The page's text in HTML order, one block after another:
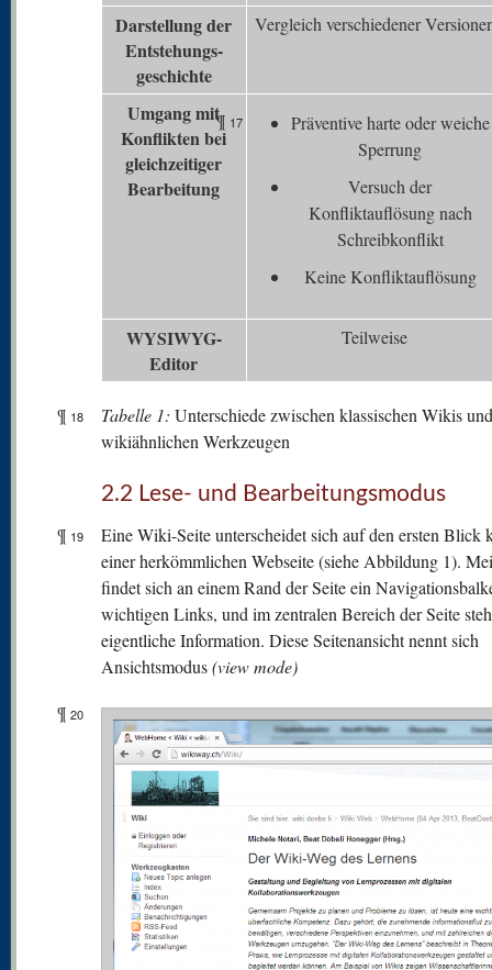
Darstellung der
Entstehungs-
geschichte
Vergleich verschiedener
Umgang mit
Konflikten bei
gleichzeitiger
Bearbeitung
¶ 17
Präventive harte oder weiche
Sperrung
Versuch der
Konfliktauflösung nach
Schreibkonflikt
Keine Konfliktauflösung
WYSIWYG-
Editor
Teilweise
¶ 18 Tabelle 1: Unterschiede zwischen klassischen Wikis und
wikiähnlichen Werkzeugen
2.2 Lese- und Bearbeitungsmodus
¶ 19
Eine Wiki-Seite unterscheidet sich auf den ersten Blick
einer herkömmlichen Webseite (siehe Abbildung 1).
findet sich an einem Rand der Seite ein
wichtigen Links, und im zentralen Bereich der Seite
eigentliche Information. Diese Seitenansicht nennt sich
Ansichtsmodus(view mode)
¶ 20